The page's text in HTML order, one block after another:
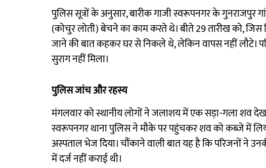
पुलिस सूत्रों के अनुसार, बारीक गाजी स्वरूपनगर के गुनराजपुर
(कोचुर लोती) बेचने का काम करते थे। बीते 29 तारीख को, जिस
जाने की बात कहकर घर से निकले थे, लेकिन वापस नहीं लौटे।
सुराग नहीं मिला।
पुलिस जांच और रहस्य
मंगलवार को स्थानीय लोगों ने जलाशय में एक सड़ा-गला शव
स्वरूपनगर थाना पुलिस ने मौके पर पहुंचकर शव को कब्जे में
अस्पताल भेज दिया। चौंकाने वाली बात यह है कि परिजनों ने
में दर्ज नहीं कराई थी।